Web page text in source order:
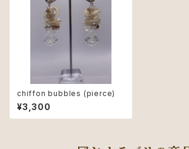
chiffon bubbles (pierce)
¥3,300